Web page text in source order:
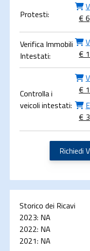
Protesti:
€
Verifica Immobili
Intestati:
€
Controlla i
veicoli intestati:
€
€
Richiedi
Storico dei Ricavi
2023: NA
2022: NA
2021: NA